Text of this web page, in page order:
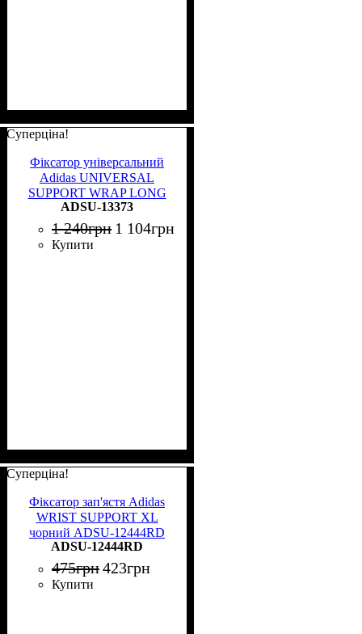
Суперціна!
Фіксатор універсальний
Adidas UNIVERSAL
SUPPORT WRAP LONG
сірий ADSU-13373
ADSU-13373
1 240грн 1 104грн
Купити
Суперціна!
Фіксатор зап'ястя Adidas
WRIST SUPPORT XL
чорний ADSU-12444RD
ADSU-12444RD
475грн423грн
Купити